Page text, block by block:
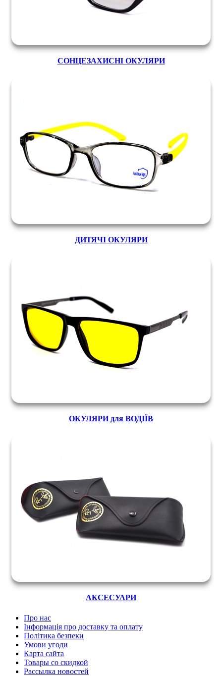
СОНЦЕЗАХИСНІ ОКУЛЯРИ
ДИТЯЧІ ОКУЛЯРИ
ОКУЛЯРИ для ВОДІЇВ
АКСЕСУАРИ
Про нас
Інформація про доставку та оплату
Політика безпеки
Умови угоди
Карта сайта
Товары со скидкой
Рассылка новостей